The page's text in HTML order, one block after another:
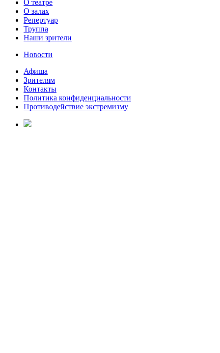
О театре
О залах
Репертуар
Труппа
Наши зрители
Новости
Афиша
Зрителям
Контакты
Политика конфиденциальности
Противодействие экстремизму